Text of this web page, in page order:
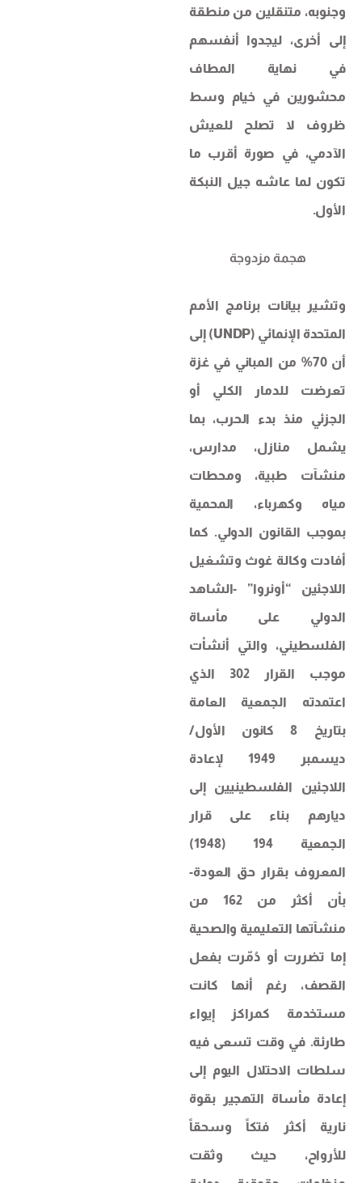
وجنوبه، متنقلين من منطقة
إلى أخرى، ليجدوا أنفسهم
في نهاية المطاف
محشورين في خيام وسط
ظروف لا تصلح للعيش
الآدمي، في صورة أقرب ما
تكون لما عاشه جيل النبكة
الأول.
هجمة مزدوجة
وتشير بيانات برنامج الأمم
المتحدة الإنمائي (UNDP) إلى
أن 70% من المباني في غزة
تعرضت للدمار الكلي أو
الجزئي منذ بدء الحرب، بما
يشمل منازل، مدارس،
منشآت طبية، ومحطات
مياه وكهرباء، المحمية
بموجب القانون الدولي. كما
أفادت وكالة غوث وتشغيل
اللاجئين “أونروا” -الشاهد
الدولي على مأساة
الفلسطيني، والتي أنشأت
موجب القرار 302 الذي
اعتمدته الجمعية العامة
بتاريخ 8 كانون الأول/
ديسمبر 1949 لإعادة
اللاجئين الفلسطينيين إلى
ديارهم بناء على قرار
الجمعية 194 (1948)
المعروف بقرار حق العودة-
بأن أكثر من 162 من
منشآتها التعليمية والصحية
إما تضررت أو دُمّرت بفعل
القصف، رغم أنها كانت
مستخدمة كمراكز إيواء
طارئة. في وقت تسعى فيه
سلطات الاحتلال اليوم إلى
إعادة مأساة التهجير بقوة
نارية أكثر فتكاً وسحقاً
للأرواح، حيث وثقت